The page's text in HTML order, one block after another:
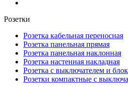
Розетки
Розетка кабельная переносная
Розетка панельная прямая
Розетка панельная наклонная
Розетка настенная накладная
Розетка с выключателем и
Розетки компактные с